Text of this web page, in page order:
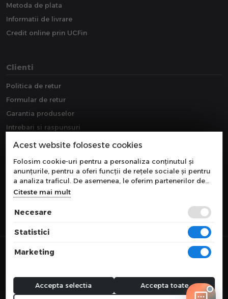
Metoda de plata
Informatii de livrare
Credit online prin UCFin
Clienti
Politica de retur
Formular de retur
Garantia produselor
Intrebari si raspunsuri
Downloads
webdesign by
Acest website foloseste cookies
Folosim cookie-uri pentru a personaliza conținutul și
anunțurile, pentru a oferi funcții de rețele sociale și pentru
a analiza traficul. De asemenea, le oferim partenerilor de
rețele sociale, de publicitate și de analize informații cu
privire la modul în care folosiți site-ul nostru. Aceștia le
pot combina cu alte informații oferite de dvs. sau culese în
Citeste mai mult
Necesare
Statistici
Marketing
Accepta selectia Accepta toate